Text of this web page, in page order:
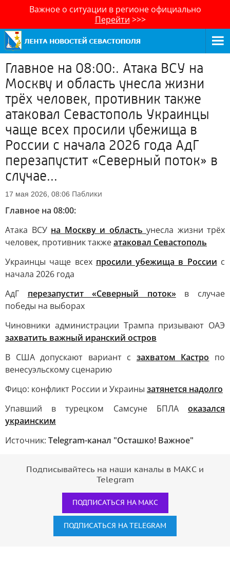
Важное о ситуации в регионе официально
Перейти >>>
Главное на 08:00:. Атака ВСУ на
Москву и область унесла жизни
трёх человек, противник также
атаковал Севастополь Украинцы
чаще всех просили убежища в
России с начала 2026 года АдГ
перезапустит «Северный поток» в
случае...
17 мая 2026, 08:06 Паблики
Главное на 08:00:
Атака ВСУ на Москву и область унесла жизни трёх
человек, противник такжеатаковал Севастополь
Украинцы чаще всех просили убежища в России с
начала 2026 года
АдГ перезапустит «Северный поток»в случае
победы на выборах
Чиновники администрации Трампа призывают ОАЭ
захватить важный иранский остров
В США допускают вариант с захватом Кастро по
венесуэльскому сценарию
Фицо: конфликт России и Украины затянется надолго
Упавший в турецком Самсуне БПЛА оказался
украинским
Источник: Telegram-канал "Осташко! Важное"
Подписывайтесь на наши каналы в МАКС и
Telegram
ПОДПИСАТЬСЯ НА МАКС
ПОДПИСАТЬСЯ НА TELEGRAM